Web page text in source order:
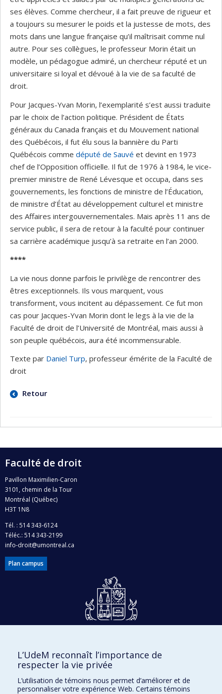
ses élèves. Comme chercheur, il a fait preuve de rigueur et
a toujours su mesurer le poids et la justesse de mots, des
mots dans une langue française qu’il maîtrisait comme nul
autre. Pour ses collègues, le professeur Morin était un
modèle, un pédagogue admiré, un chercheur réputé et un
universitaire si loyal et dévoué à la vie de sa faculté de
droit.
Pour Jacques-Yvan Morin, l’exemplarité s’est aussi traduite
par le choix de l’action politique. Président de États
généraux du Canada français et du Mouvement national
des Québécois, il fut élu sous la bannière du Parti
Québécois comme député de Sauvé et devint en 1973
chef de l’Opposition officielle. Il fut de 1976 à 1984, le vice-
premier ministre de René Lévesque et occupa, dans ses
gouvernements, les fonctions de ministre de l’Éducation,
de ministre d’État au développement culturel et ministre
des Affaires intergouvernementales. Mais après 11 ans de
service public, il sera de retour à la faculté pour continuer
sa carrière académique jusqu’à sa retraite en l’an 2000.
****
La vie nous donne parfois le privilège de rencontrer des
êtres exceptionnels. Ils vous marquent, vous
transforment, vous incitent au dépassement. Ce fut mon
cas pour Jacques-Yvan Morin dont le legs à la vie de la
Faculté de droit de l’Université de Montréal, mais aussi à
son peuple québécois, aura été incommensurable.
Texte par Daniel Turp, professeur émérite de la Faculté de
droit
Retour
Faculté de droit
Pavillon Maximilien-Caron
3101, chemin de la Tour
Montréal (Québec)
H3T 1N8
Tél. : 514 343-6124
Téléc.: 514 343-2199
info-droit@umontreal.ca
Plan campus
Accès protégé
Facebook|Twitter
L’UdeM reconnaît l’importance de
respecter la vie privée
L’utilisation de témoins nous permet d’améliorer et de
personnaliser votre expérience Web. Certains témoins